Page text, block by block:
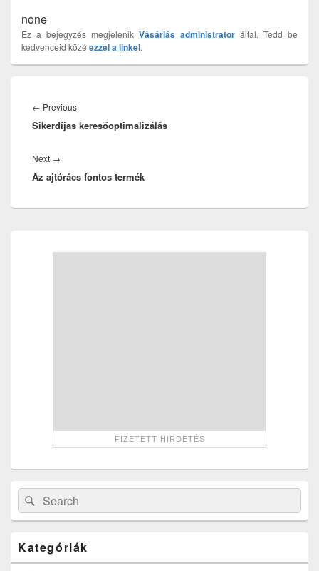
none
Ez a bejegyzés megjelenik Vásárlás administrator által. Tedd be
kedvenceid közé ezzel a linkel.
navigáció
← PreviousPrevious
post:
Sikerdíjas keresőoptimalizálás
Next →
post:
Az ajtórács fontos termék
Search
for:
Search
Kategóriák